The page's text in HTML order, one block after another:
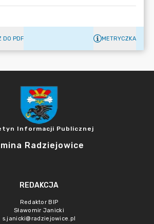
DO PDF METRYCZKA
Informacji Publicznej
Radziejowice
REDAKCJA
Redaktor BIP
Sławomir Janicki
s.janicki@radziejowice.pl